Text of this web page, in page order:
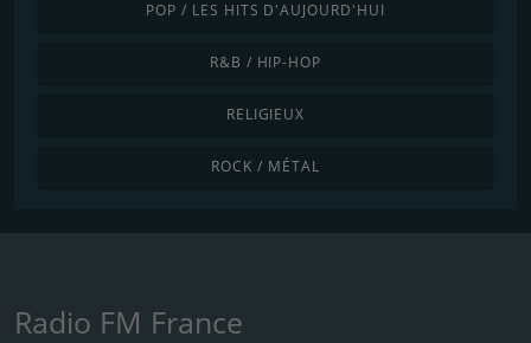
POP / LES HITS D'AUJOURD'HUI
R&B / HIP-HOP
RELIGIEUX
ROCK / MÉTAL
Radio FM France